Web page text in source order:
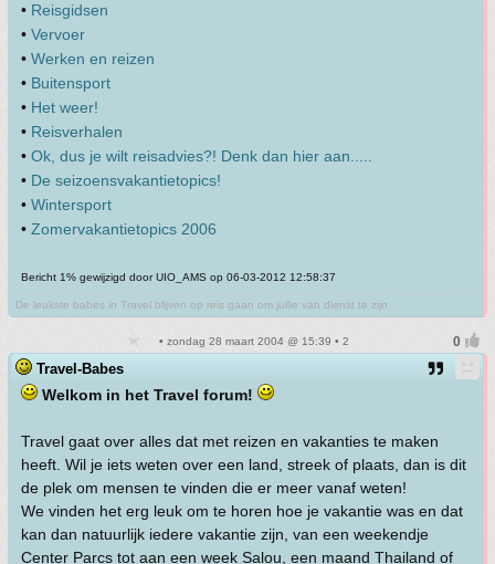
• Reisgidsen
• Vervoer
• Werken en reizen
• Buitensport
• Het weer!
• Reisverhalen
• Ok, dus je wilt reisadvies?! Denk dan hier aan.....
• De seizoensvakantietopics!
• Wintersport
• Zomervakantietopics 2006
Bericht 1% gewijzigd door UIO_AMS op 06-03-2012 12:58:37
De leukste babes in Travel blijven op reis gaan om jullie van dienst te zijn
• zondag 28 maart 2004 @ 15:39 • 2
Travel-Babes
Welkom in het Travel forum!
Travel gaat over alles dat met reizen en vakanties te maken
heeft. Wil je iets weten over een land, streek of plaats, dan is dit
de plek om mensen te vinden die er meer vanaf weten!
We vinden het erg leuk om te horen hoe je vakantie was en dat
kan dan natuurlijk iedere vakantie zijn, van een weekendje
Center Parcs tot aan een week Salou, een maand Thailand of